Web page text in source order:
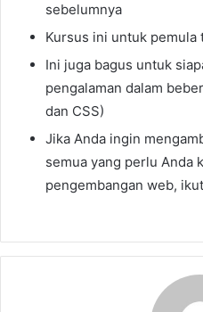
sebelumnya
Kursus ini untuk pemula
Ini juga bagus untuk
pengalaman dalam
dan CSS)
Jika Anda ingin
semua yang perlu Anda
pengembangan web,